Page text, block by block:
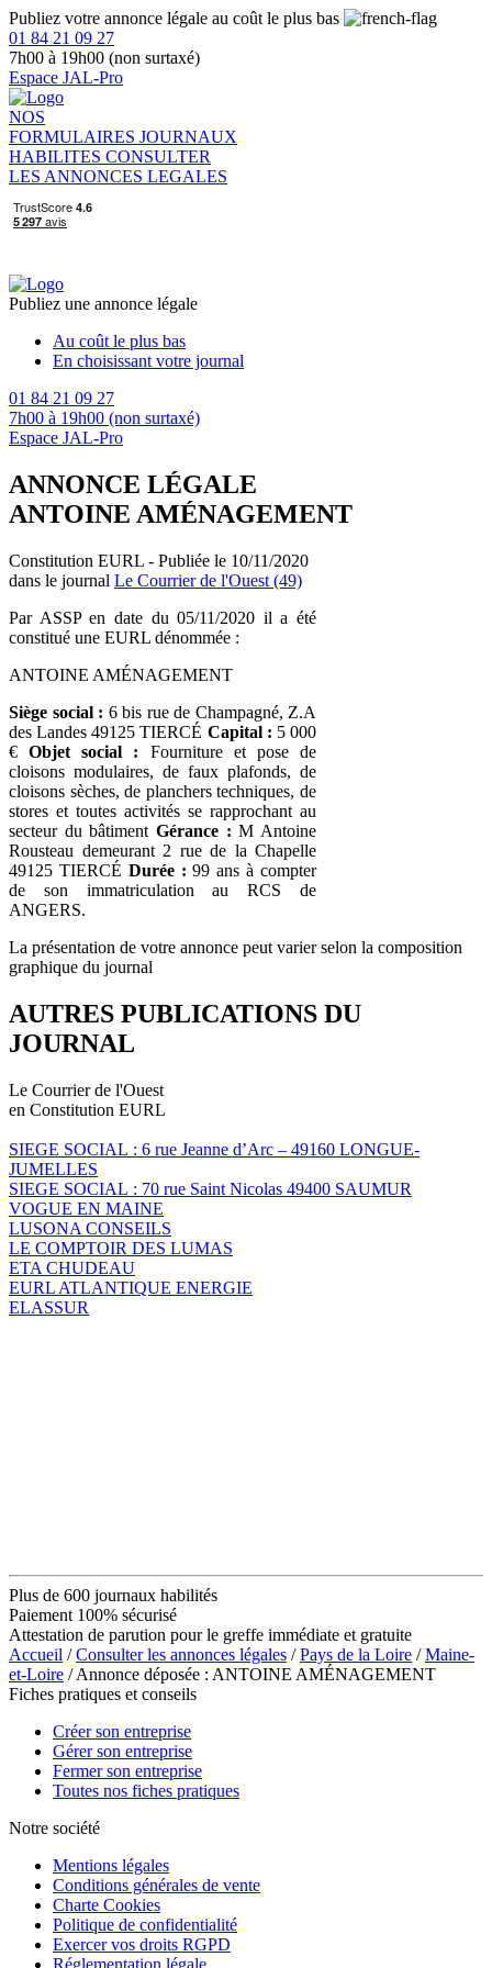
Publiez votre annonce légale au coût le plus bas
01 84 21 09 27
7h00 à 19h00 (non surtaxé)
Espace JAL-Pro
NOS
FORMULAIRES JOURNAUX
HABILITES CONSULTER
LES ANNONCES LEGALES
Publiez une annonce légale
Au coût le plus bas
En choisissant votre journal
01 84 21 09 27
7h00 à 19h00 (non surtaxé)
Espace JAL-Pro
ANNONCE LÉGALE
ANTOINE AMÉNAGEMENT
Constitution EURL - Publiée le 10/11/2020
dans le journal Le Courrier de l'Ouest (49)
Par ASSP en date du 05/11/2020 il a été
constitué une EURL dénommée :
ANTOINE AMÉNAGEMENT
Siège social : 6 bis rue de Champagné, Z.A
des Landes 49125 TIERCÉ Capital : 5 000
€Objet social : Fourniture et pose de
cloisons modulaires, de faux plafonds, de
cloisons sèches, de planchers techniques, de
stores et toutes activités se rapprochant au
secteur du bâtiment Gérance : M Antoine
Rousteau demeurant 2 rue de la Chapelle
49125 TIERCÉ Durée : 99 ans à compter
de son immatriculation au RCS de
ANGERS.
La présentation de votre annonce peut varier selon la composition
graphique du journal
AUTRES PUBLICATIONS DU
JOURNAL
Le Courrier de l'Ouest
en Constitution EURL
SIEGE SOCIAL : 6 rue Jeanne d’Arc – 49160 LONGUE-
JUMELLES
SIEGE SOCIAL : 70 rue Saint Nicolas 49400 SAUMUR
VOGUE EN MAINE
LUSONA CONSEILS
LE COMPTOIR DES LUMAS
ETA CHUDEAU
EURL ATLANTIQUE ENERGIE
ELASSUR
Plus de 600 journaux habilités
Paiement 100% sécurisé
Attestation de parution pour le greffe immédiate et gratuite
Accueil /Consulter les annonces légales /Pays de la Loire /Maine-
et-Loire / Annonce déposée : ANTOINE AMÉNAGEMENT
Fiches pratiques et conseils
Créer son entreprise
Gérer son entreprise
Fermer son entreprise
Toutes nos fiches pratiques
Notre société
Mentions légales
Conditions générales de vente
Charte Cookies
Politique de confidentialité
Exercer vos droits RGPD
Réglementation légale